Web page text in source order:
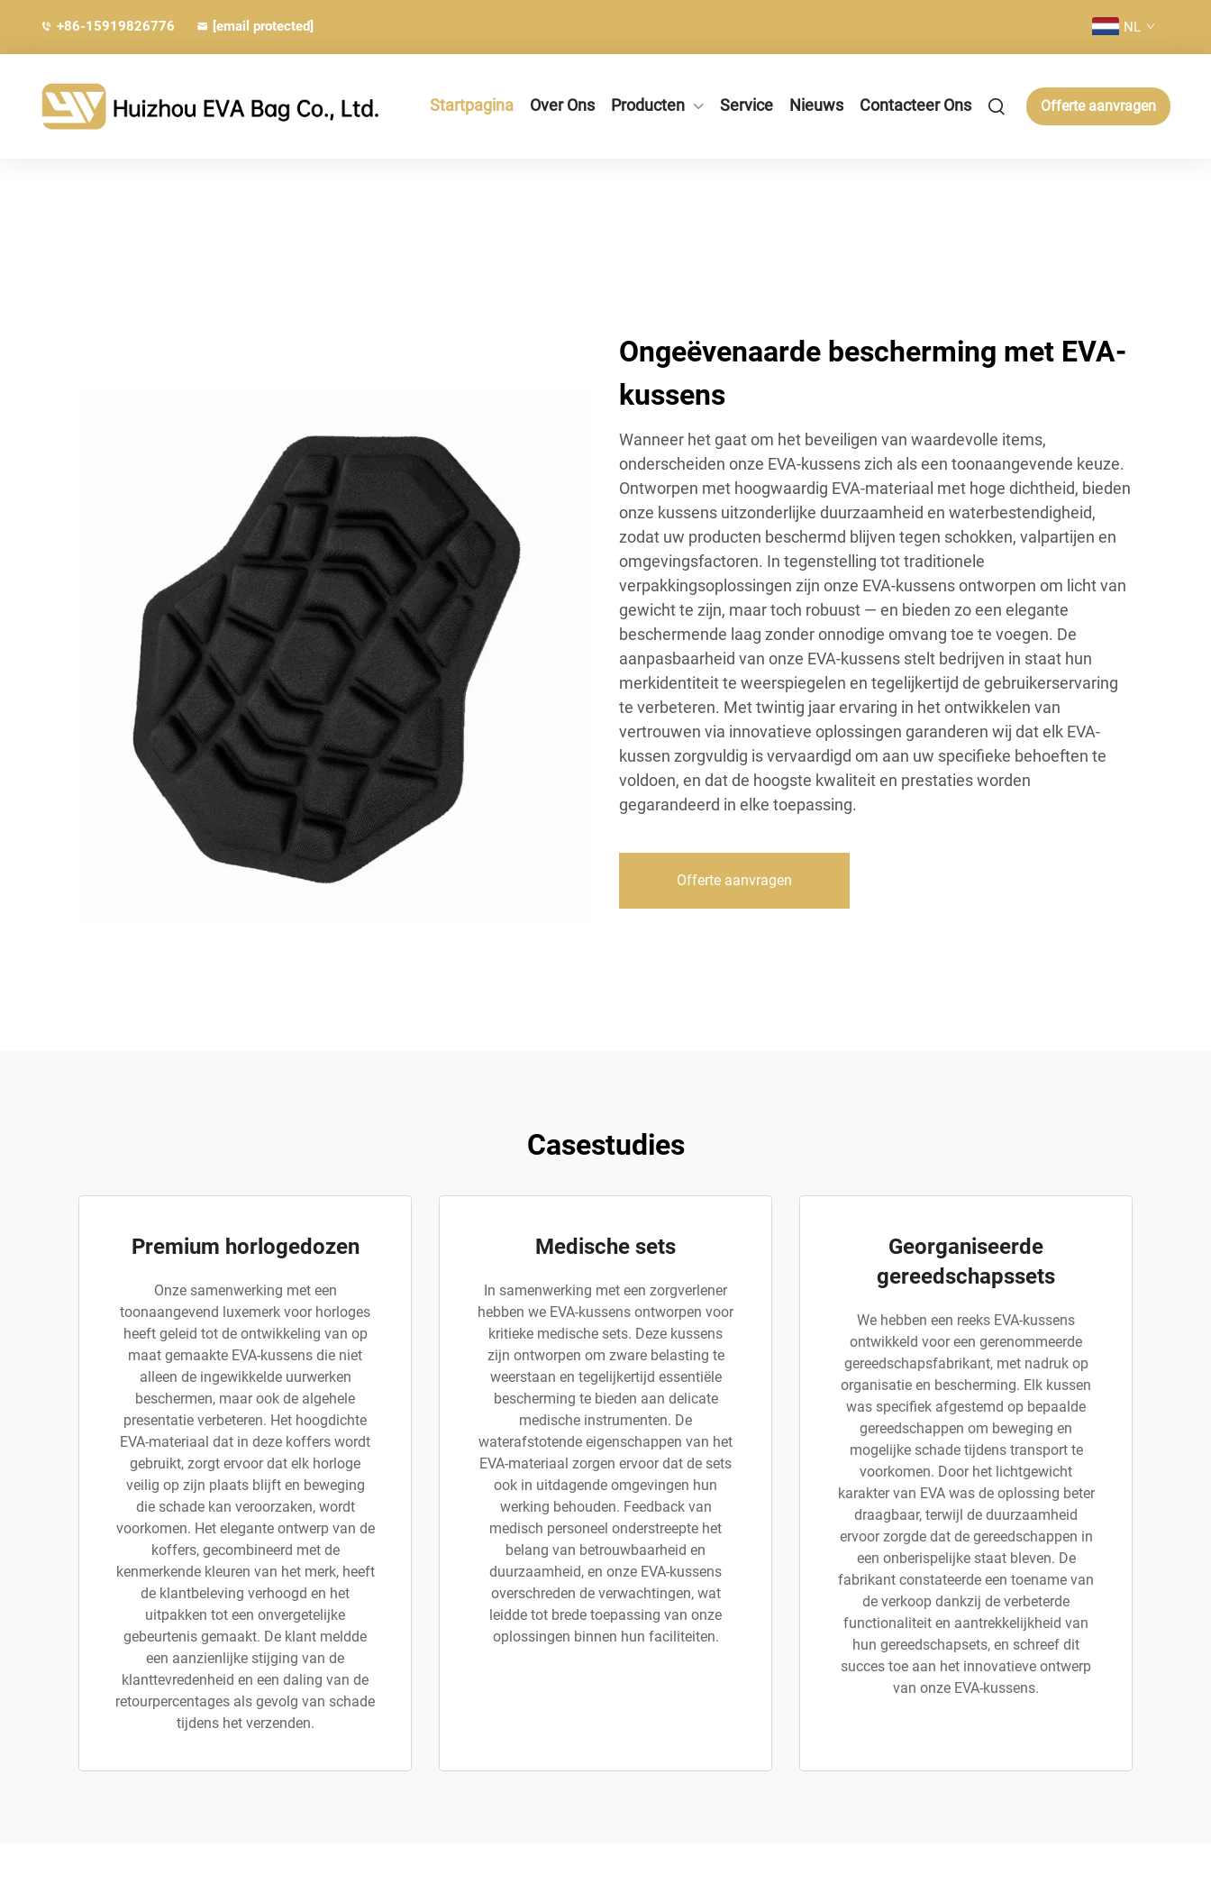
+86-15919826776 [email protected] NL
Startpagina Over Ons Producten Service Nieuws Contacteer Ons Offerte aanvragen
Ongeëvenaarde bescherming met EVA-
kussens
Wanneer het gaat om het beveiligen van waardevolle items,
onderscheiden onze EVA-kussens zich als een toonaangevende keuze.
Ontworpen met hoogwaardig EVA-materiaal met hoge dichtheid, bieden
onze kussens uitzonderlijke duurzaamheid en waterbestendigheid,
zodat uw producten beschermd blijven tegen schokken, valpartijen en
omgevingsfactoren. In tegenstelling tot traditionele
verpakkingsoplossingen zijn onze EVA-kussens ontworpen om licht van
gewicht te zijn, maar toch robuust — en bieden zo een elegante
beschermende laag zonder onnodige omvang toe te voegen. De
aanpasbaarheid van onze EVA-kussens stelt bedrijven in staat hun
merkidentiteit te weerspiegelen en tegelijkertijd de gebruikerservaring
te verbeteren. Met twintig jaar ervaring in het ontwikkelen van
vertrouwen via innovatieve oplossingen garanderen wij dat elk EVA-
kussen zorgvuldig is vervaardigd om aan uw specifieke behoeften te
voldoen, en dat de hoogste kwaliteit en prestaties worden
gegarandeerd in elke toepassing.
Offerte aanvragen
Casestudies
Premium horlogedozen
Onze samenwerking met een
toonaangevend luxemerk voor horloges
heeft geleid tot de ontwikkeling van op
maat gemaakte EVA-kussens die niet
alleen de ingewikkelde uurwerken
beschermen, maar ook de algehele
presentatie verbeteren. Het hoogdichte
EVA-materiaal dat in deze koffers wordt
gebruikt, zorgt ervoor dat elk horloge
veilig op zijn plaats blijft en beweging
die schade kan veroorzaken, wordt
voorkomen. Het elegante ontwerp van de
koffers, gecombineerd met de
kenmerkende kleuren van het merk, heeft
de klantbeleving verhoogd en het
uitpakken tot een onvergetelijke
gebeurtenis gemaakt. De klant meldde
een aanzienlijke stijging van de
klanttevredenheid en een daling van de
retourpercentages als gevolg van schade
tijdens het verzenden.
Medische sets
In samenwerking met een zorgverlener
hebben we EVA-kussens ontworpen voor
kritieke medische sets. Deze kussens
zijn ontworpen om zware belasting te
weerstaan en tegelijkertijd essentiële
bescherming te bieden aan delicate
medische instrumenten. De
waterafstotende eigenschappen van het
EVA-materiaal zorgen ervoor dat de sets
ook in uitdagende omgevingen hun
werking behouden. Feedback van
medisch personeel onderstreepte het
belang van betrouwbaarheid en
duurzaamheid, en onze EVA-kussens
overschreden de verwachtingen, wat
leidde tot brede toepassing van onze
oplossingen binnen hun faciliteiten.
Georganiseerde
gereedschapssets
We hebben een reeks EVA-kussens
ontwikkeld voor een gerenommeerde
gereedschapsfabrikant, met nadruk op
organisatie en bescherming. Elk kussen
was specifiek afgestemd op bepaalde
gereedschappen om beweging en
mogelijke schade tijdens transport te
voorkomen. Door het lichtgewicht
karakter van EVA was de oplossing beter
draagbaar, terwijl de duurzaamheid
ervoor zorgde dat de gereedschappen in
een onberispelijke staat bleven. De
fabrikant constateerde een toename van
de verkoop dankzij de verbeterde
functionaliteit en aantrekkelijkheid van
hun gereedschapsets, en schreef dit
succes toe aan het innovatieve ontwerp
van onze EVA-kussens.